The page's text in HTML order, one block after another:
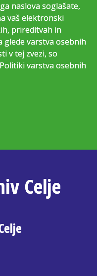
naslova soglašate,
vaš elektronski
prireditvah in
glede varstva osebnih
v tej zvezi, so
varstva osebnih
Celje